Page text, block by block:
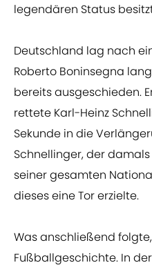
legendären Status
Deutschland lag nach
Roberto Boninsegna
bereits ausgeschieden.
rettete Karl-Heinz
Sekunde in die
Schnellinger, der
seiner gesamten
dieses eine Tor erzielte.
Was anschließend
Fußballgeschichte. In